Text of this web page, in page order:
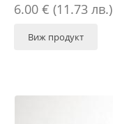
6.00 € (11.73 лв.)
Виж продукт